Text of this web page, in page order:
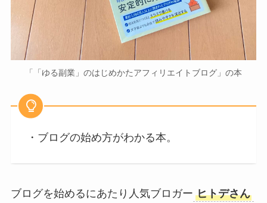
「「ゆる副業」のはじめかたアフィリエイトブログ」の本
・ブログの始め方がわかる本。
ブログを始めるにあたり人気ブロガー ヒトデさん